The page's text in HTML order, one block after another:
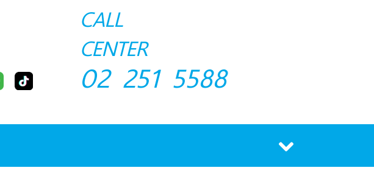
CALL
CENTER
02 251 5588